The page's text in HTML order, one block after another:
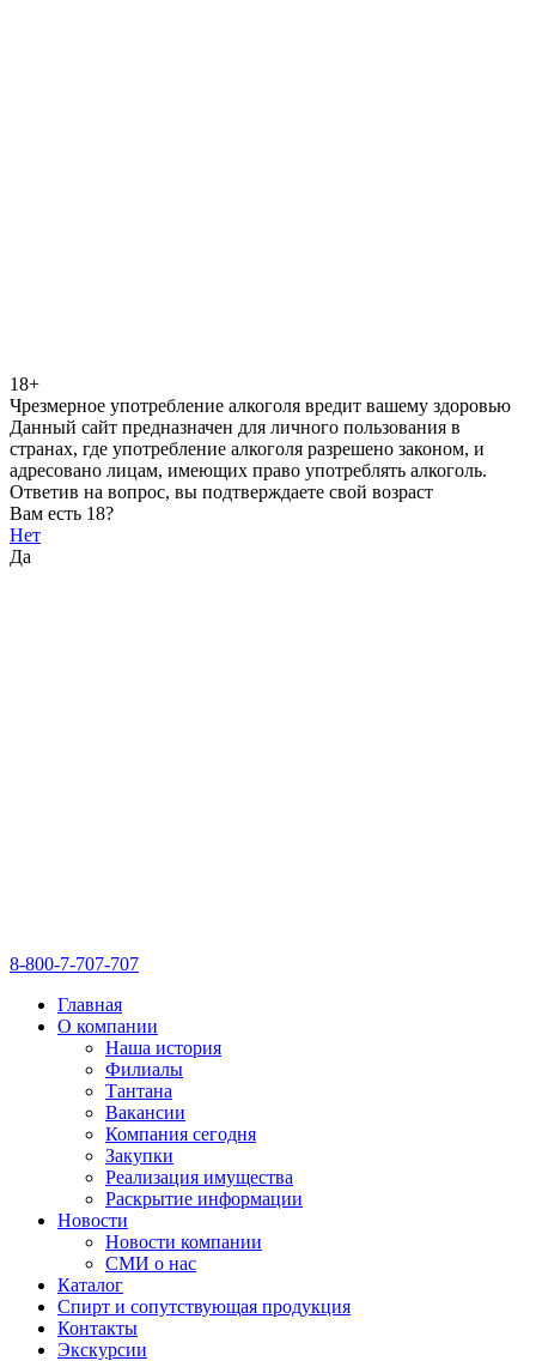
18+
Чрезмерное употребление алкоголя вредит вашему здоровью
Данный сайт предназначен для личного пользования в
странах, где употребление алкоголя разрешено законом, и
адресовано лицам, имеющих право употреблять алкоголь.
Ответив на вопрос, вы подтверждаете свой возраст
Вам есть 18?
Нет
Да
8-800-7-707-707
Главная
О компании
Наша история
Филиалы
Тантана
Вакансии
Компания сегодня
Закупки
Реализация имущества
Раскрытие информации
Новости
Новости компании
СМИ о нас
Каталог
Спирт и сопутствующая продукция
Контакты
Экскурсии